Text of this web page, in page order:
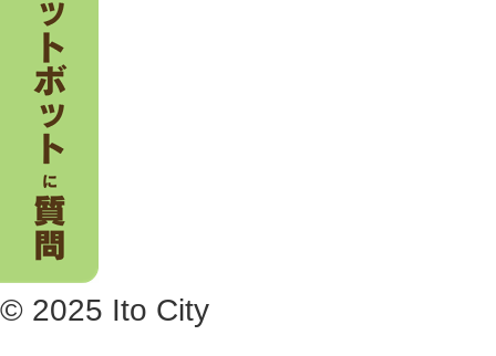
© 2025 Ito City